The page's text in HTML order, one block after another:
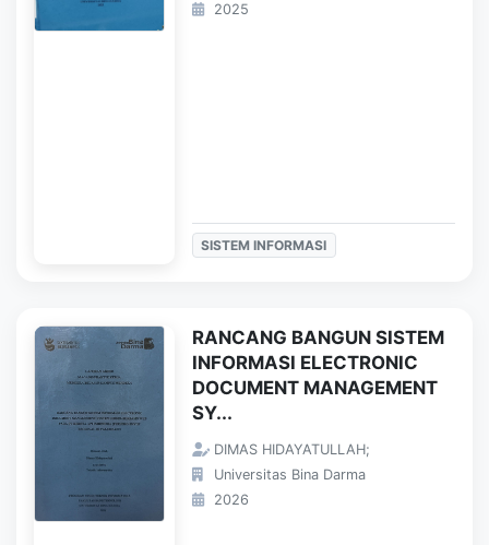
2025
SISTEM INFORMASI
RANCANG BANGUN SISTEM
INFORMASI ELECTRONIC
DOCUMENT MANAGEMENT
SY...
DIMAS HIDAYATULLAH;
Universitas Bina Darma
2026